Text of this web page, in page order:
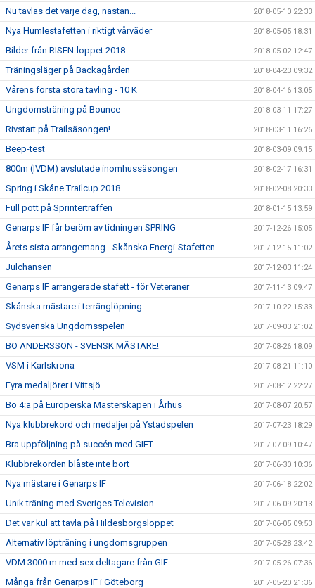
Nu tävlas det varje dag, nästan... 2018-05-10 22:33
Nya Humlestafetten i riktigt vårväder 2018-05-05 18:31
Bilder från RISEN-loppet 2018 2018-05-02 12:47
Träningsläger på Backagården 2018-04-23 09:32
Vårens första stora tävling - 10 K 2018-04-16 13:05
Ungdomsträning på Bounce 2018-03-11 17:27
Rivstart på Trailsäsongen! 2018-03-11 16:26
Beep-test 2018-03-09 09:15
800m (IVDM) avslutade inomhussäsongen 2018-02-17 16:31
Spring i Skåne Trailcup 2018 2018-02-08 20:33
Full pott på Sprinterträffen 2018-01-15 13:59
Genarps IF får beröm av tidningen SPRING 2017-12-26 15:05
Årets sista arrangemang - Skånska Energi-Stafetten 2017-12-15 11:02
Julchansen 2017-12-03 11:24
Genarps IF arrangerade stafett - för Veteraner 2017-11-13 09:47
Skånska mästare i terränglöpning 2017-10-22 15:33
Sydsvenska Ungdomsspelen 2017-09-03 21:02
BO ANDERSSON - SVENSK MÄSTARE! 2017-08-26 18:09
VSM i Karlskrona 2017-08-21 11:10
Fyra medaljörer i Vittsjö 2017-08-12 22:27
Bo 4:a på Europeiska Mästerskapen i Århus 2017-08-07 20:57
Nya klubbrekord och medaljer på Ystadspelen 2017-07-23 18:29
Bra uppföljning på succén med GIFT 2017-07-09 10:47
Klubbrekorden blåste inte bort 2017-06-30 10:36
Nya mästare i Genarps IF 2017-06-18 22:02
Unik träning med Sveriges Television 2017-06-09 20:13
Det var kul att tävla på Hildesborgsloppet 2017-06-05 09:53
Alternativ löpträning i ungdomsgruppen 2017-05-28 23:42
VDM 3000 m med sex deltagare från GIF 2017-05-26 07:36
Många från Genarps IF i Göteborg 2017-05-20 21:36